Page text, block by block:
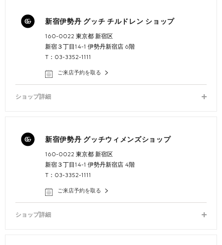
新宿伊勢丹 グッチ チルドレン ショップ
160-0022 東京都 新宿区
新宿３丁目14-1 伊勢丹新宿店 6階
T：03-3352-1111
ご来店予約を取る
ショップ詳細
新宿伊勢丹 グッチウィメンズショップ
160-0022 東京都 新宿区
新宿３丁目14-1 伊勢丹新宿店 4階
T：03-3352-1111
ご来店予約を取る
ショップ詳細